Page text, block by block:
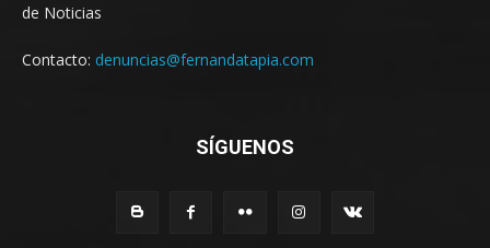
de Noticias
Contacto: denuncias@fernandatapia.com
SÍGUENOS